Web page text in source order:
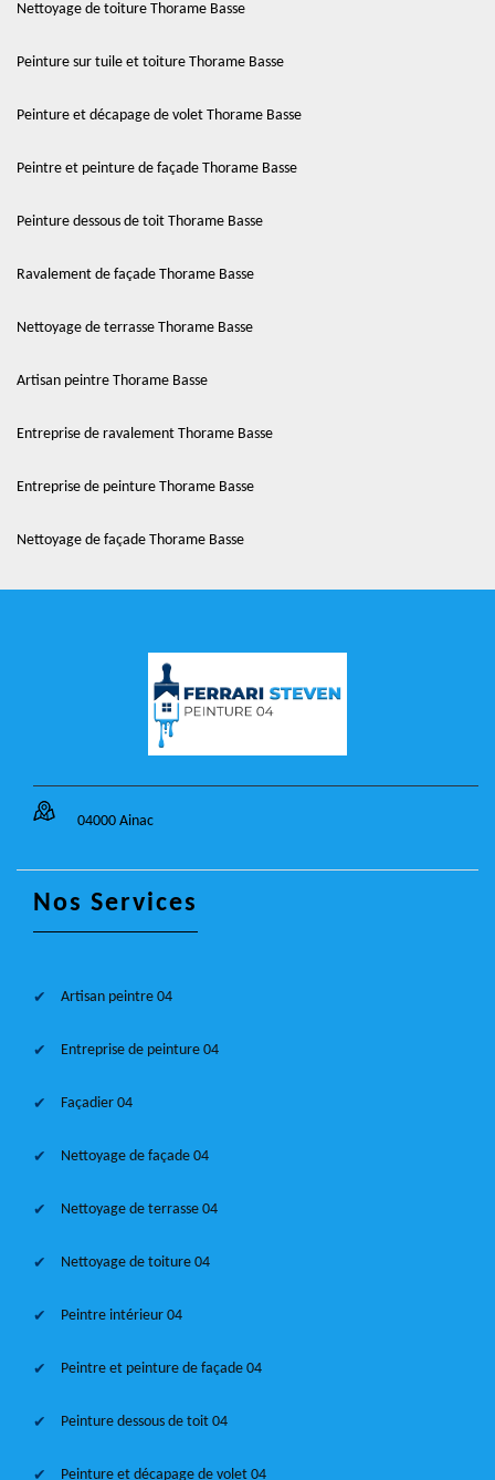
Nettoyage de toiture Thorame Basse
Peinture sur tuile et toiture Thorame Basse
Peinture et décapage de volet Thorame Basse
Peintre et peinture de façade Thorame Basse
Peinture dessous de toit Thorame Basse
Ravalement de façade Thorame Basse
Nettoyage de terrasse Thorame Basse
Artisan peintre Thorame Basse
Entreprise de ravalement Thorame Basse
Entreprise de peinture Thorame Basse
Nettoyage de façade Thorame Basse
04000 Ainac
Nos Services
Artisan peintre 04
Entreprise de peinture 04
Façadier 04
Nettoyage de façade 04
Nettoyage de terrasse 04
Nettoyage de toiture 04
Peintre intérieur 04
Peintre et peinture de façade 04
Peinture dessous de toit 04
Peinture et décapage de volet 04